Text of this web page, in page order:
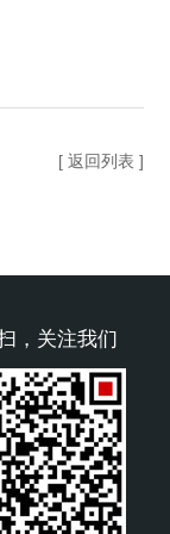
[ 返回列表 ]
，关注我们